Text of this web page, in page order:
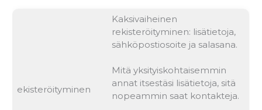
ekisteröityminen
Kaksivaiheinen
rekisteröityminen: lisätietoja,
sähköpostiosoite ja salasana.
Mitä yksityiskohtaisemmin
annat itsestäsi lisätietoja, sitä
nopeammin saat kontakteja.